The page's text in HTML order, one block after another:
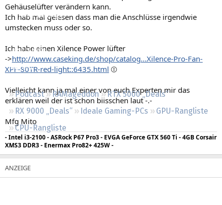
Neue Beiträge
Neueste Aktivitäten
Leserartikel
Regeln
Podcast RAMageddon
RTX 5000 „Deals“
RX 9000 „Deals“
Ideale Gaming-PCs
GPU-Rangliste
CPU-Rangliste
Gehäuselüfter verändern kann.
Ich hab mal gelesen dass man die Anschlüsse irgendwie
umstecken muss oder so.
Ich habe einen Xilence Power lüfter
->http://www.caseking.de/shop/catalog...Xilence-Pro-Fan-
XPF-80TR-red-light::6435.html
Vielleicht kann ja mal einer von euch Experten mir das
erklären weil der ist schon biisschen laut -.-
Mfg Mito
- Intel i3-2100 - ASRock P67 Pro3 - EVGA GeForce GTX 560 Ti - 4GB Corsair
XMS3 DDR3 - Enermax Pro82+ 425W -